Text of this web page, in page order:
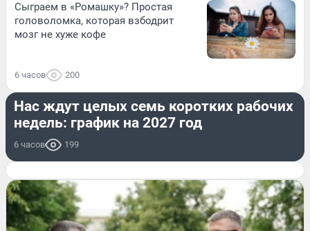
Сыграем в «Ромашку»? Простая
головоломка, которая взбодрит
мозг не хуже кофе
6 часов 200
СТРАНА И МИР
Нас ждут целых семь коротких рабочих
недель: график на 2027 год
6 часов 199